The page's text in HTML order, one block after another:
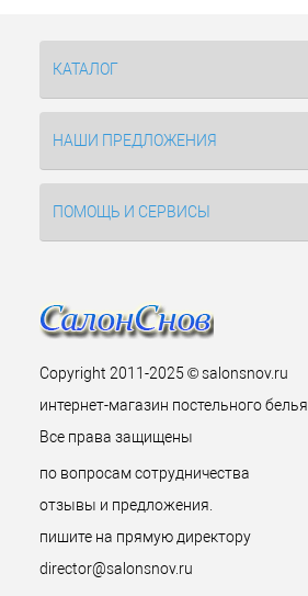
КАТАЛОГ
НАШИ ПРЕДЛОЖЕНИЯ
ПОМОЩЬ И СЕРВИСЫ
Copyright 2011-2025 © salonsnov.ru
интернет-магазин постельного белья.
Все права защищены
по вопросам сотрудничества
отзывы и предложения.
пишите на прямую директору
director@salonsnov.ru